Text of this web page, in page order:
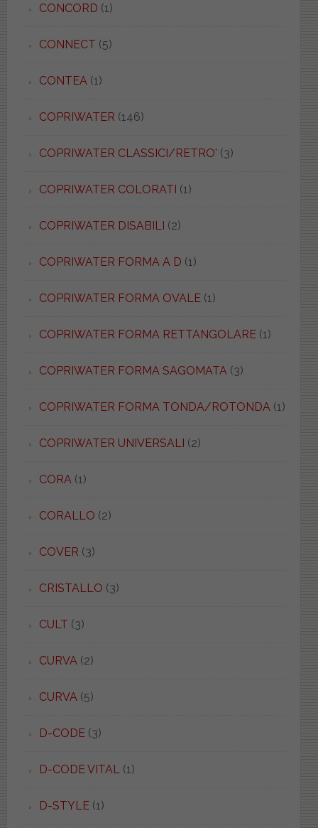
CONCORD (1)
CONNECT (5)
CONTEA(1)
COPRIWATER (146)
COPRIWATER CLASSICI/RETRO' (3)
COPRIWATER COLORATI (1)
COPRIWATER DISABILI (2)
COPRIWATER FORMA A D (1)
COPRIWATER FORMA OVALE(1)
COPRIWATER FORMA RETTANGOLARE(1)
COPRIWATER FORMA SAGOMATA(3)
COPRIWATER FORMA TONDA/ROTONDA(1)
COPRIWATER UNIVERSALI (2)
CORA(1)
CORALLO (2)
COVER (3)
CRISTALLO (3)
CULT (3)
CURVA(2)
CURVA(5)
D-CODE(3)
D-CODE VITAL(1)
D-STYLE(1)